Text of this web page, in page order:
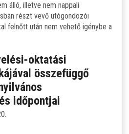
álló, illetve nem nappali
részt vevő utógondozói
felnőtt után nem vehető igénybe a
oktatási
összefüggő
időpontjai